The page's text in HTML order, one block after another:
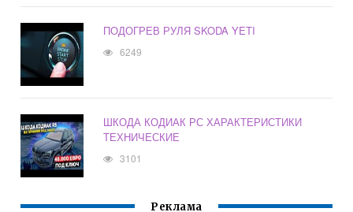
ПОДОГРЕВ РУЛЯ SKODA YETI
6249
ШКОДА КОДИАК РС ХАРАКТЕРИСТИКИ
ТЕХНИЧЕСКИЕ
3101
Реклама